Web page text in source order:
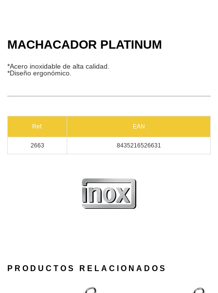
MACHACADOR PLATINUM
*Acero inoxidable de alta calidad.
*Diseño ergonómico.
Ref. EAN
2663 8435216526631
PRODUCTOS RELACIONADOS